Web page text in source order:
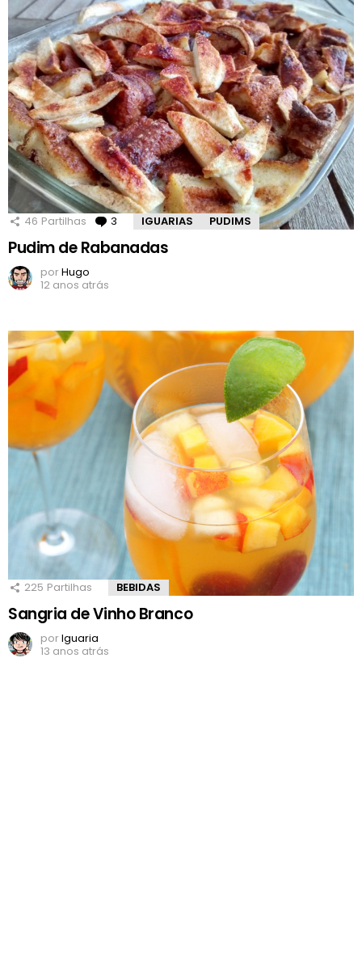
46 Partilhas 3 Comentários
IGUARIAS PUDIMS
Pudim de Rabanadas
porHugo
12 anos atrás
225 Partilhas BEBIDAS
Sangria de Vinho Branco
porIguaria
13 anos atrás